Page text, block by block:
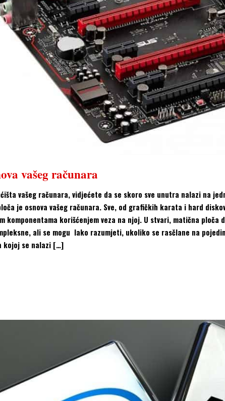
vašeg računara
vašeg računara, vidjećete da se skoro sve unutra nalazi na
je osnova vašeg računara. Sve, od grafičkih karata i hard
komponentama korišćenjem veza na njoj. U stvari, matična ploča
ali se mogu lako razumjeti, ukoliko se rasčlane na
kojoj se nalazi […]